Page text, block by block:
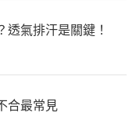
透氣排汗是關鍵！
合最常見